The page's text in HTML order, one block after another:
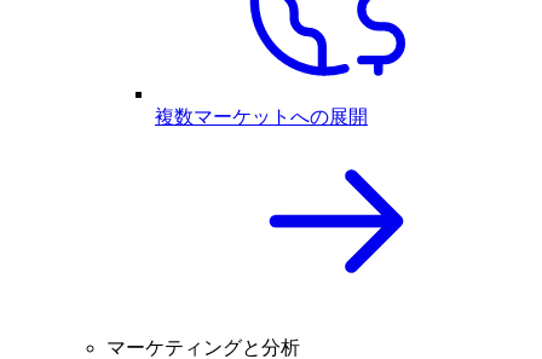
複数マーケットへの展開
マーケティングと分析